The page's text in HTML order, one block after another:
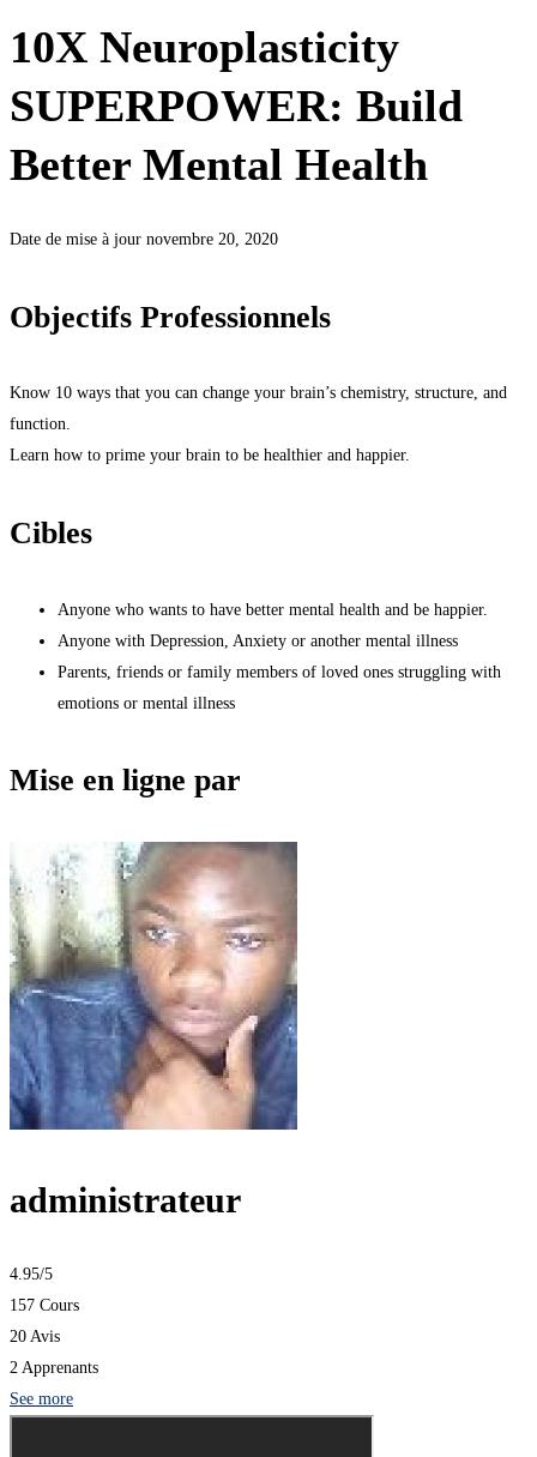
10X Neuroplasticity
SUPERPOWER: Build
Better Mental Health
Date de mise à jour novembre 20, 2020
Objectifs Professionnels
Know 10 ways that you can change your brain’s chemistry, structure, and
function.
Learn how to prime your brain to be healthier and happier.
Cibles
Anyone who wants to have better mental health and be happier.
Anyone with Depression, Anxiety or another mental illness
Parents, friends or family members of loved ones struggling with
emotions or mental illness
Mise en ligne par
administrateur
4.95/5
157 Cours
20 Avis
2 Apprenants
See more